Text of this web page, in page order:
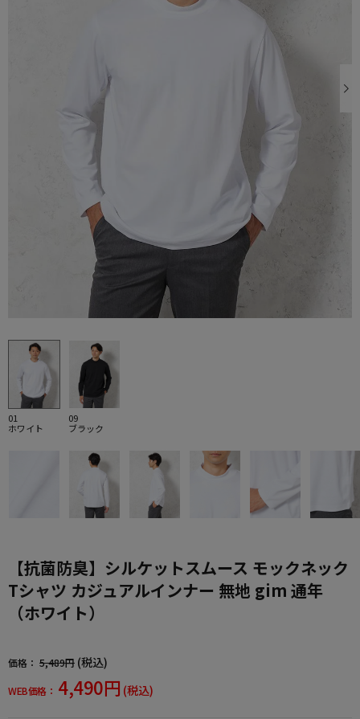
01
ホワイト
09
ブラック
【抗菌防臭】シルケットスムース モックネック
Tシャツ カジュアルインナー 無地 gim 通年
（ホワイト）
価格： 5,489円 (税込)
WEB価格： 4,490円 (税込)